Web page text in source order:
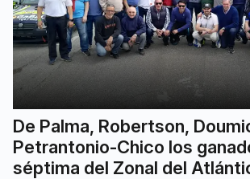
De Palma, Robertson,
Petrantonio-Chico los
séptima del Zonal del